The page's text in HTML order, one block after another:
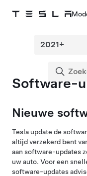
Software-
Nieuwe
Tesla update de
altijd verzekerd bent
aan software-updates
uw auto. Voor een
software-updates